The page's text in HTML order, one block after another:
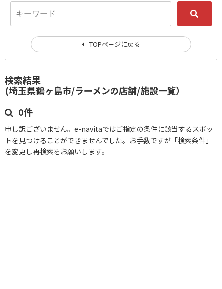
検索結果
(埼玉県鶴ヶ島市/ラーメンの店舗/施設一覧）
0件
申し訳ございません。e-navitaではご指定の条件に該当するスポッ
トを見つけることができませんでした。お手数ですが「検索条件」
を変更し再検索をお願いします。
TOPページに戻る